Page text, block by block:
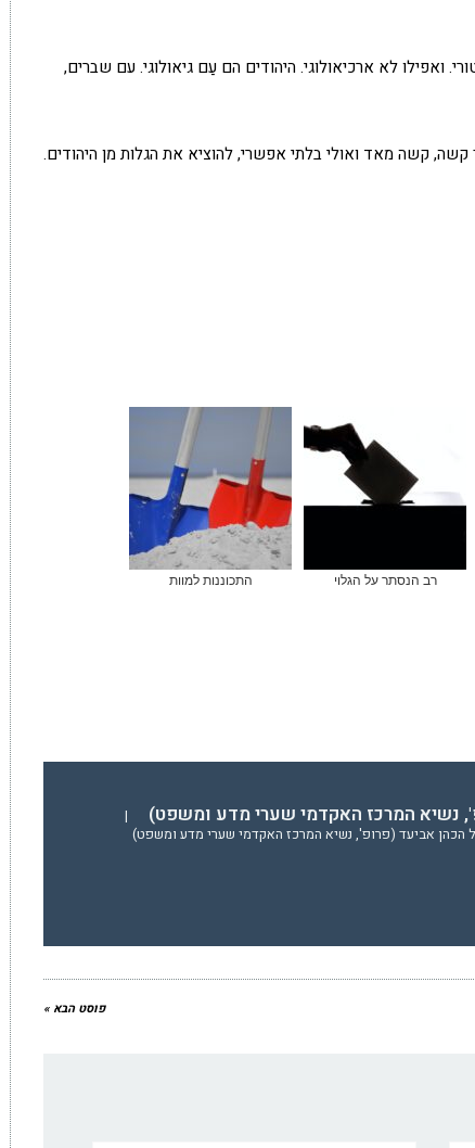
ואפילו לא ארכיאולוגי. היהודים הם עַם גיאולוגי. עם שברים,
קשה, קשה מאד ואולי בלתי אפשרי, להוציא את הגלות מן היהודים.
רב הנסתר על הגלוי התכוננות למוות
נשיא המרכז האקדמי שערי מדע ומשפט)
|
הכהן אביעד (פרופ', נשיא המרכז האקדמי שערי מדע ומשפט)
פוסט הבא »